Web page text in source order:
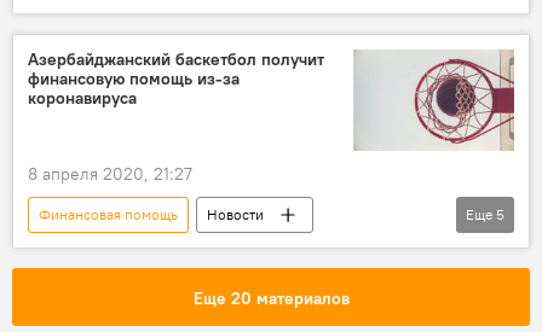
Экономика
Азербайджан
Предприниматели
Азербайджанский баскетбол получит
финансовую помощь из-за
коронавируса
8 апреля 2020, 21:27
Финансовая помощь
Новости
Новости мира
Спорт
ЖИЗНЬ
Еще 5
Еще 20 материалов